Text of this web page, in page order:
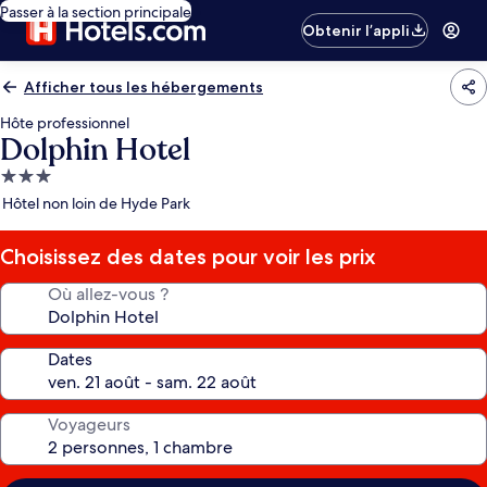
Passer à la section principale
Obtenir l’appli
Afficher tous les hébergements
Hôte professionnel
Dolphin Hotel
Hébergement
3.0 étoiles
Hôtel non loin de Hyde Park
Choisissez des dates pour voir les prix
Où allez-vous ?
Dates
Voyageurs